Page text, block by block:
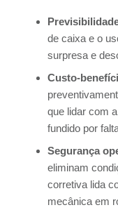
de caixa e o
surpresa e
Custo-
que lidar com
fundido por
Segurança
eliminam
corretiva lida
mecânica em